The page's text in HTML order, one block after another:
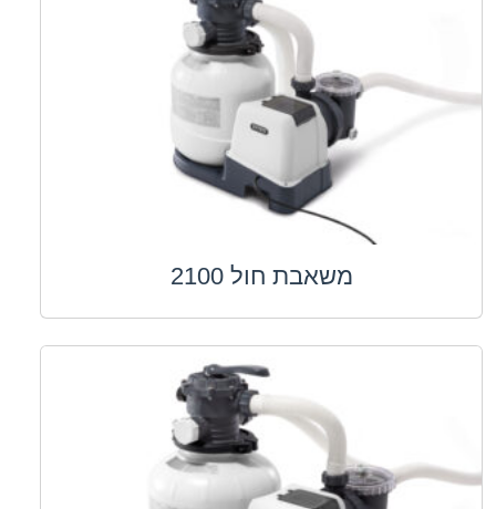
משאבת חול 2100